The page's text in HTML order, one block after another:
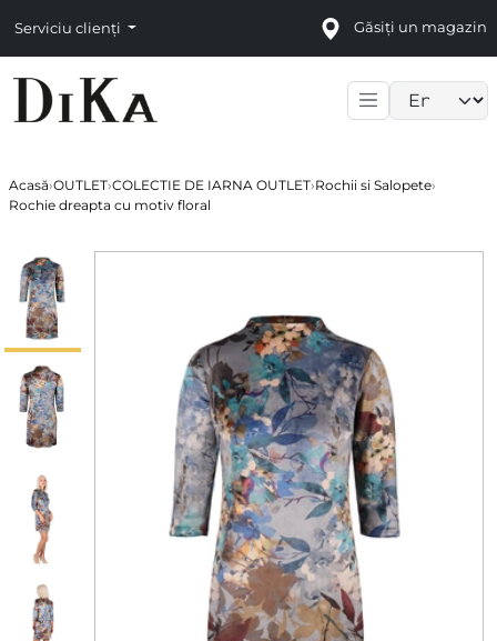
Serviciu clienți Găsiți un magazin
Acasă›OUTLET›COLECTIE DE IARNA OUTLET›Rochii si Salopete›
Rochie dreapta cu motiv floral